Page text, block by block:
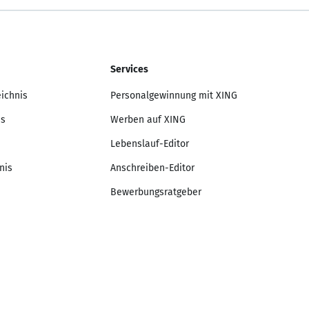
Services
Personalgewinnung mit XING
Werben auf XING
Lebenslauf-Editor
Anschreiben-Editor
Bewerbungsratgeber